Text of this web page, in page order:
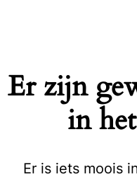
Er zijn
in
Er is iets moois